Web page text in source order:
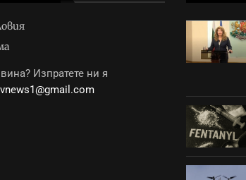
Изпратете ни я